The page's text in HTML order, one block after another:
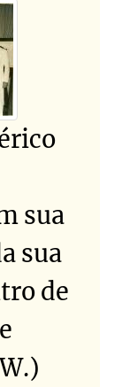
sua
sua
de